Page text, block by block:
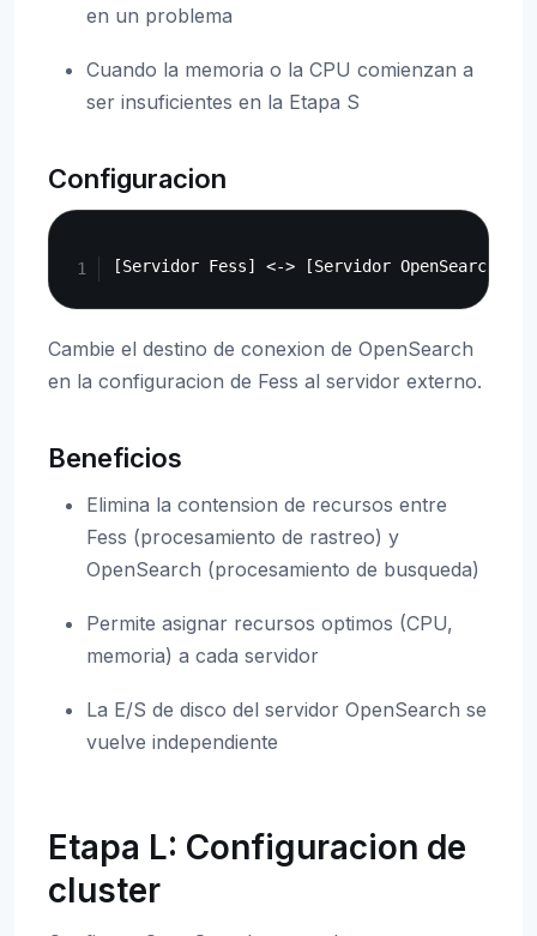
en un problema
Cuando la memoria o la CPU comienzan a
ser insuficientes en la Etapa S
Configuracion
Cambie el destino de conexion de OpenSearch
en la configuracion de Fess al servidor externo.
Beneficios
Elimina la contension de recursos entre
Fess (procesamiento de rastreo) y
OpenSearch (procesamiento de busqueda)
Permite asignar recursos optimos (CPU,
memoria) a cada servidor
La E/S de disco del servidor OpenSearch se
vuelve independiente
Etapa L: Configuracion de
cluster